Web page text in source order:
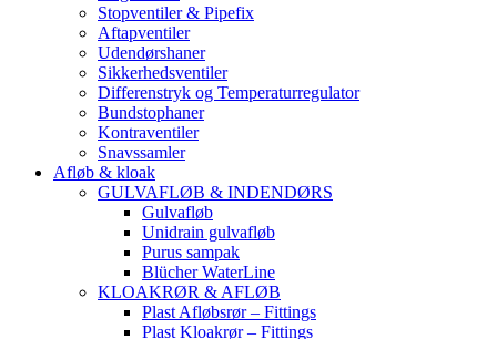
Stopventiler & Pipefix
Aftapventiler
Udendørshaner
Sikkerhedsventiler
Differenstryk og Temperaturregulator
Bundstophaner
Kontraventiler
Snavssamler
Afløb & kloak
GULVAFLØB & INDENDØRS
Gulvafløb
Unidrain gulvafløb
Purus sampak
Blücher WaterLine
KLOAKRØR & AFLØB
Plast Afløbsrør – Fittings
Plast Kloakrør – Fittings